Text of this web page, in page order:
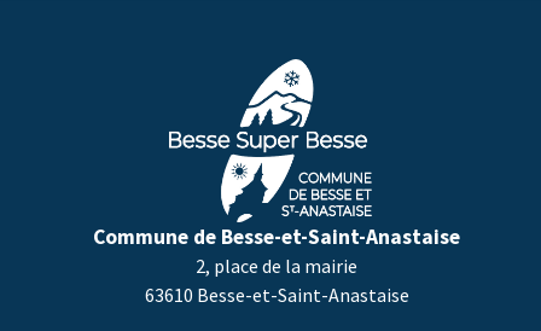
Commune de Besse-et-Saint-Anastaise
2, place de la mairie
63610 Besse-et-Saint-Anastaise